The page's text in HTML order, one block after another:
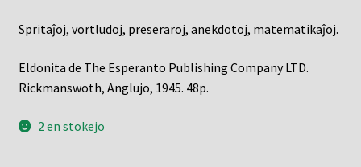
Spritaĵoj, vortludoj, preseraroj, anekdotoj, matematikaĵoj.
Eldonita de The Esperanto Publishing Company LTD.
Rickmanswoth, Anglujo, 1945. 48p.
2 en stokejo